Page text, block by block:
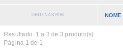
ORDENAR POR: NOME
Resultado: 1 a 3 de 3 produto(s)
Página 1 de 1